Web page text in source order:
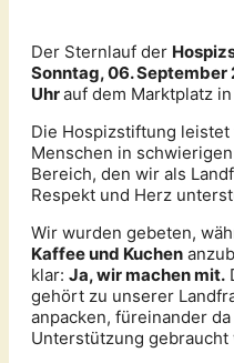
Der Sternlauf der
Sonntag, 06. September
Uhrauf dem Marktplatz
Die Hospizstiftung
Menschen in
Bereich, den wir als
Respekt und Herz
Wir wurden gebeten,
Kaffee und Kuchen
klar: Ja, wir machen mit.
gehört zu unserer
anpacken, füreinander
Unterstützung gebraucht